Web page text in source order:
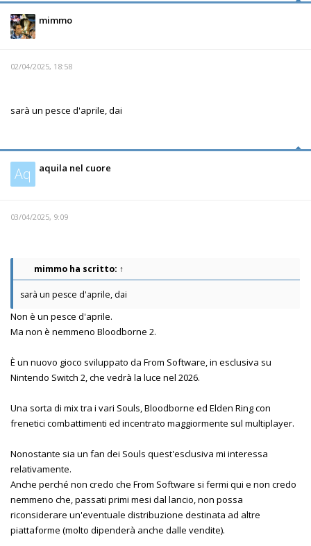
mimmo
02/04/2025, 18:58
sarà un pesce d'aprile, dai
Aq aquila nel cuore
03/04/2025, 9:09
mimmo ha scritto: ↑
sarà un pesce d'aprile, dai
Non è un pesce d'aprile.
Ma non è nemmeno Bloodborne 2.
È un nuovo gioco sviluppato da From Software, in esclusiva su
Nintendo Switch 2, che vedrà la luce nel 2026.
Una sorta di mix tra i vari Souls, Bloodborne ed Elden Ring con
frenetici combattimenti ed incentrato maggiormente sul multiplayer.
Nonostante sia un fan dei Souls quest'esclusiva mi interessa
relativamente.
Anche perché non credo che From Software si fermi qui e non credo
nemmeno che, passati primi mesi dal lancio, non possa
riconsiderare un'eventuale distribuzione destinata ad altre
piattaforme (molto dipenderà anche dalle vendite).